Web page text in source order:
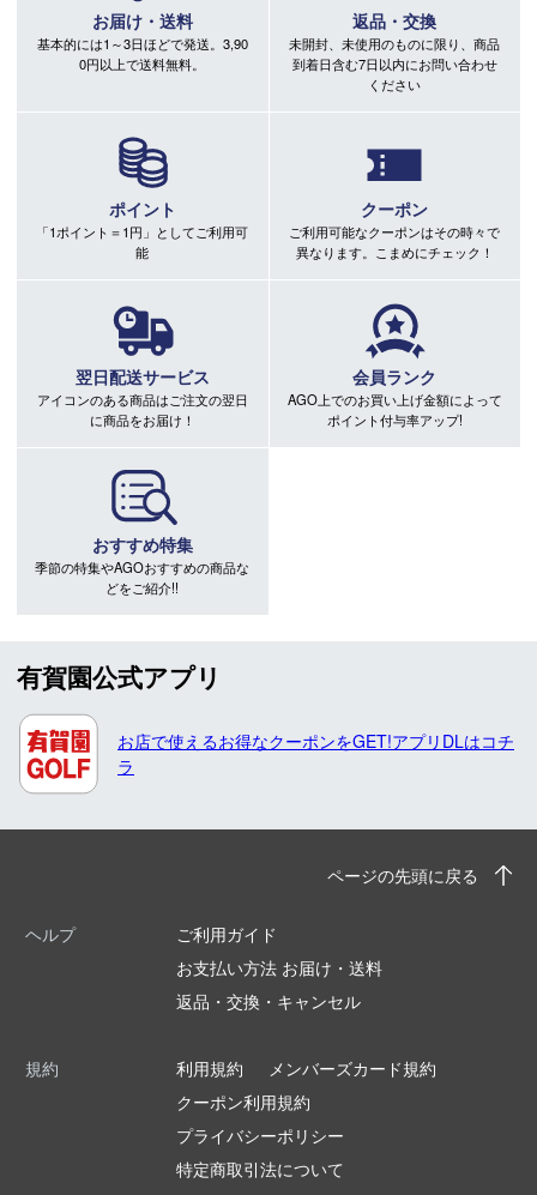
お届け・送料
基本的には1～3日ほどで発送。3,90
0円以上で送料無料。
返品・交換
未開封、未使用のものに限り、商品
到着日含む7日以内にお問い合わせ
ください
ポイント
「1ポイント＝1円」としてご利用可
能
クーポン
ご利用可能なクーポンはその時々で
異なります。こまめにチェック！
翌日配送サービス
アイコンのある商品はご注文の翌日
に商品をお届け！
会員ランク
AGO上でのお買い上げ金額によって
ポイント付与率アップ!
おすすめ特集
季節の特集やAGOおすすめの商品な
どをご紹介!!
有賀園公式アプリ
お店で使えるお得なクーポンをGET!アプリDLはコチ
ラ
ページの先頭に戻る
ヘルプ
ご利用ガイド
お支払い方法 お届け・送料
返品・交換・キャンセル
規約 利用規約
メンバーズカード規約
クーポン利用規約
プライバシーポリシー
特定商取引法について